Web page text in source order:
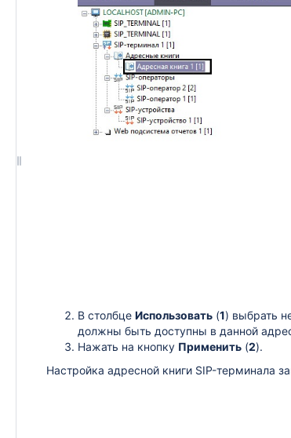
В столбце Использовать (1) выбрать
должны быть доступны в данной
Нажать на кнопку Применить (2).
Настройка адресной книги SIP-терминала